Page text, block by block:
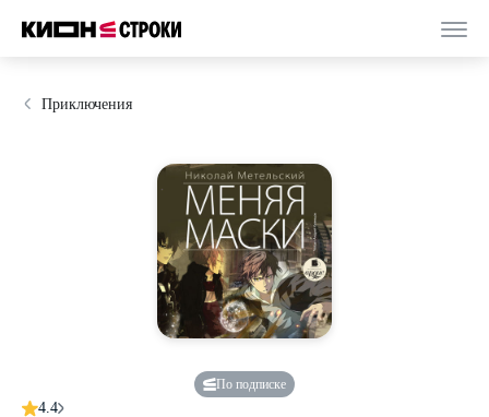
Приключения
По подписке
4.4